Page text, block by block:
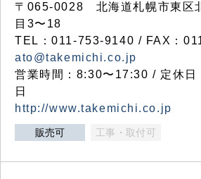
〒065-0028 北海道札幌市東区
目3〜18
TEL：011-753-9140 / FAX：
ato@takemichi.co.jp
営業時間：8:30〜17:30 / 定休日
日
http://www.takemichi.co.jp
販売可 工事・取付可